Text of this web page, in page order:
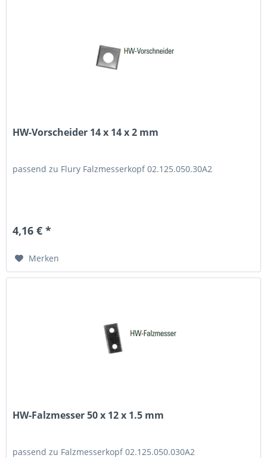
HW-Vorscheider 14 x 14 x 2 mm
passend zu Flury Falzmesserkopf 02.125.050.30A2
4,16 € *
Merken
HW-Falzmesser 50 x 12 x 1.5 mm
passend zu Falzmesserkopf 02.125.050.030A2